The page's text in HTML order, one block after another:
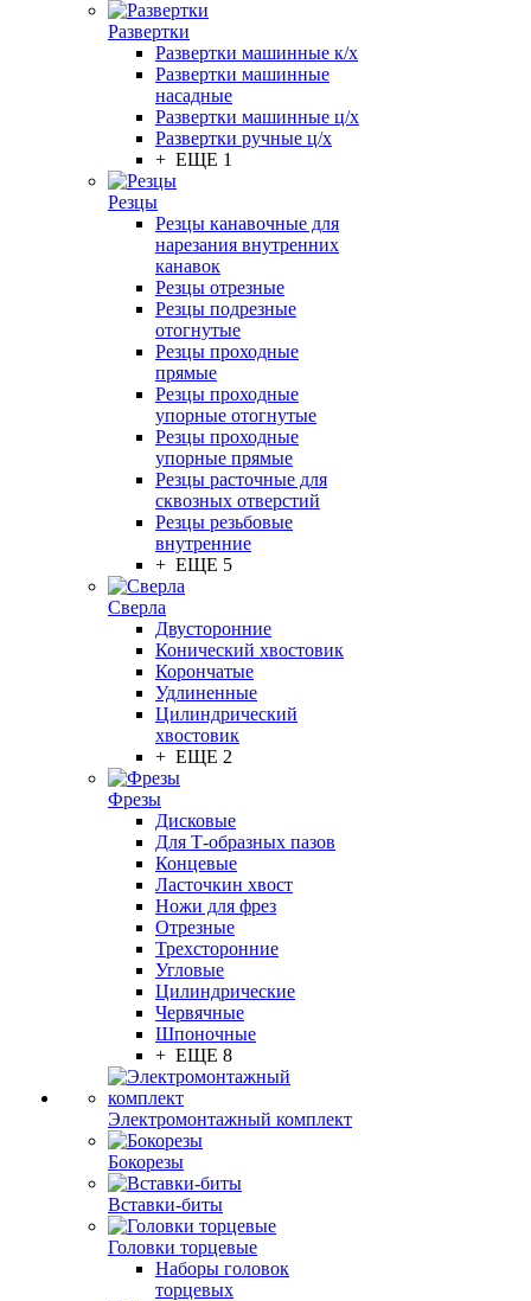
Развертки
Развертки машинные к/х
Развертки машинные
насадные
Развертки машинные ц/х
Развертки ручные ц/х
+ ЕЩЕ 1
Резцы
Резцы канавочные для
нарезания внутренних
канавок
Резцы отрезные
Резцы подрезные
отогнутые
Резцы проходные
прямые
Резцы проходные
упорные отогнутые
Резцы проходные
упорные прямые
Резцы расточные для
сквозных отверстий
Резцы резьбовые
внутренние
+ ЕЩЕ 5
Сверла
Двусторонние
Конический хвостовик
Корончатые
Удлиненные
Цилиндрический
хвостовик
+ ЕЩЕ 2
Фрезы
Дисковые
Для Т-образных пазов
Концевые
Ласточкин хвост
Ножи для фрез
Отрезные
Трехсторонние
Угловые
Цилиндрические
Червячные
Шпоночные
+ ЕЩЕ 8
Электромонтажный комплект
Бокорезы
Вставки-биты
Головки торцевые
Наборы головок
торцевых